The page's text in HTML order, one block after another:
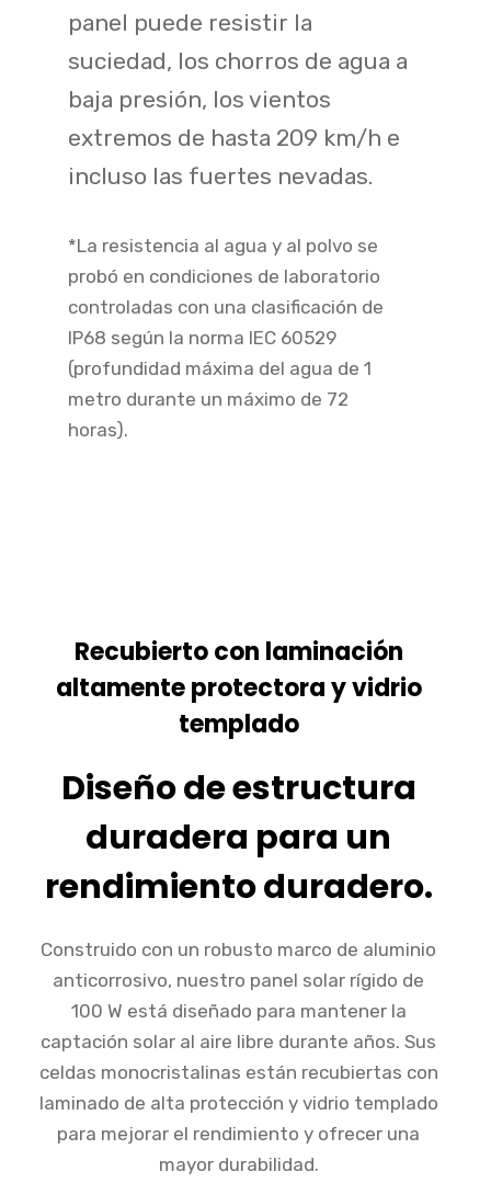
panel puede resistir la
suciedad, los chorros de agua a
baja presión, los vientos
extremos de hasta 209 km/h e
incluso las fuertes nevadas.
*La resistencia al agua y al polvo se
probó en condiciones de laboratorio
controladas con una clasificación de
IP68 según la norma IEC 60529
(profundidad máxima del agua de 1
metro durante un máximo de 72
horas).
Recubierto con laminación
altamente protectora y vidrio
templado
Diseño de estructura
duradera para un
rendimiento duradero.
Construido con un robusto marco de aluminio
anticorrosivo, nuestro panel solar rígido de
100 W está diseñado para mantener la
captación solar al aire libre durante años. Sus
celdas monocristalinas están recubiertas con
laminado de alta protección y vidrio templado
para mejorar el rendimiento y ofrecer una
mayor durabilidad.